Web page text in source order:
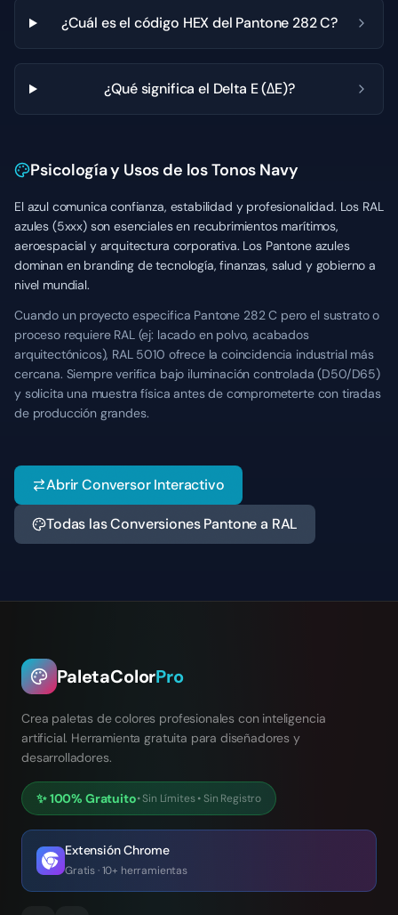
¿Cuál es el código HEX del Pantone 282 C?
¿Qué significa el Delta E (ΔE)?
Psicología y Usos de los Tonos Navy
El azul comunica confianza, estabilidad y profesionalidad. Los RAL
azules (5xxx) son esenciales en recubrimientos marítimos,
aeroespacial y arquitectura corporativa. Los Pantone azules
dominan en branding de tecnología, finanzas, salud y gobierno a
nivel mundial.
Cuando un proyecto especifica Pantone 282 C pero el sustrato o
proceso requiere RAL (ej: lacado en polvo, acabados
arquitectónicos), RAL 5010 ofrece la coincidencia industrial más
cercana. Siempre verifica bajo iluminación controlada (D50/D65)
y solicita una muestra física antes de comprometerte con tiradas
de producción grandes.
Abrir Conversor Interactivo
Todas las Conversiones Pantone a RAL
PaletaColorPro
Crea paletas de colores profesionales con inteligencia
artificial. Herramienta gratuita para diseñadores y
desarrolladores.
✨100% Gratuito•Sin Límites• Sin Registro
Extensión Chrome
Gratis · 10+ herramientas